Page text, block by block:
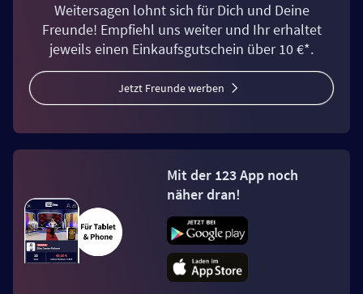
Weitersagen lohnt sich für Dich und Deine
Freunde! Empfiehl uns weiter und Ihr erhaltet
jeweils einen Einkaufsgutschein über 10 €*.
Jetzt Freunde werben
Mit der 123 App noch
näher dran!